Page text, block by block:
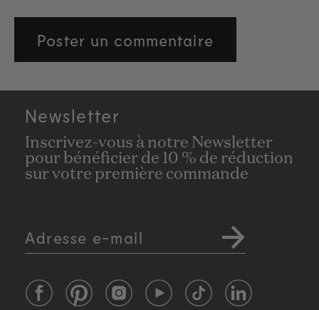
Newsletter
Inscrivez-vous à notre Newsletter
pour bénéficier de 10 % de réduction
sur votre première commande
Adresse e-mail
FacebookPinterestInstagramYouTubeTikTokLinkedIn